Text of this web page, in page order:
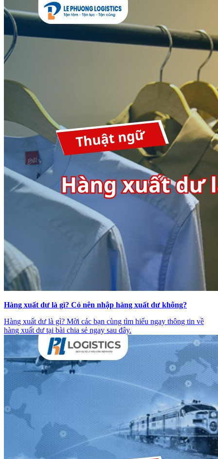
Hàng xuất dư là gì? Có nên nhập hàng xuất dư không?
Hàng xuất dư là gì? Mời các bạn cùng tìm hiểu ngay thông tin về
hàng xuất dư tại bài chia sẻ ngay sau đây.